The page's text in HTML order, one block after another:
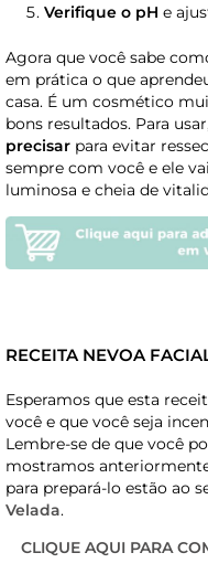
Verifique o pH e
Agora que você sabe
em prática o que
casa. É um cosmético
bons resultados. Para
precisar para evitar
sempre com você e ele
luminosa e cheia de
RECEITA NEVOA
Esperamos que esta
você e que você seja
Lembre-se de que você
mostramos
para prepará-lo estão ao
Velada.
CLIQUE AQUI PARA